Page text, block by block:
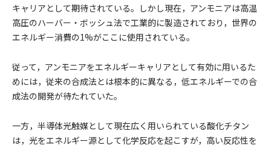
キャリアとして期待されている。しかし現在，アンモニアは高温
高圧のハーバー・ボッシュ法で工業的に製造されており，世界の
エネルギー消費の1%がここに使用されている。
従って，アンモニアをエネルギーキャリアとして有効に用いるた
めには，従来の合成法とは根本的に異なる，低エネルギーでの合
成法の開発が待たれていた。
一方，半導体光触媒として現在広く用いられている酸化チタン
は，光をエネルギー源として化学反応を起こすが，高い反応性を